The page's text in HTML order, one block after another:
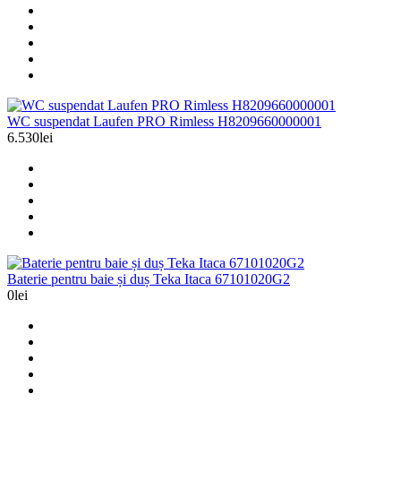
WC suspendat Laufen PRO Rimless H8209660000001
6.530lei
Baterie pentru baie și duș Teka Itaca 67101020G2
0lei